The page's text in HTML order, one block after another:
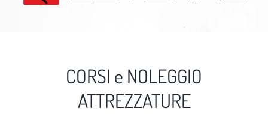
CORSI e NOLEGGIO
ATTREZZATURE